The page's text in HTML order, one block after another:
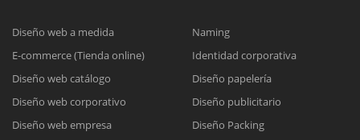
Diseño web a medida
E-commerce (Tienda online)
Diseño web catálogo
Diseño web corporativo
Diseño web empresa
Naming
Identidad corporativa
Diseño papelería
Diseño publicitario
Diseño Packing